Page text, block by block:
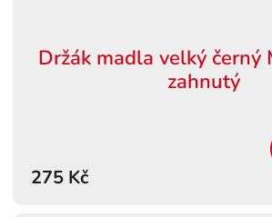
Držák madla velký černý
zahnutý
275 Kč